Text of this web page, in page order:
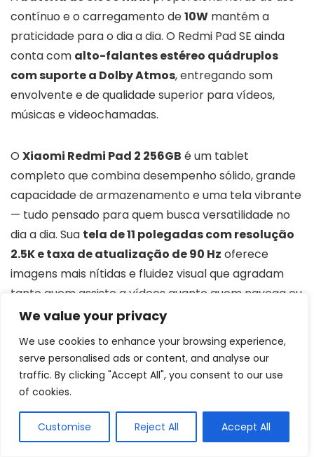
We value your privacy
We use cookies to enhance your browsing experience,
serve personalised ads or content, and analyse our
traffic. By clicking "Accept All", you consent to our use
of cookies.
Customise Reject All Accept All
contínuo e o carregamento de10W mantém a
praticidade para o dia a dia. O Redmi Pad SE ainda
conta com alto-falantes estéreo quádruplos
com suporte a Dolby Atmos, entregando som
envolvente e de qualidade superior para vídeos,
músicas e videochamadas.
O Xiaomi Redmi Pad 2 256GB é um tablet
completo que combina desempenho sólido, grande
capacidade de armazenamento e uma tela vibrante
— tudo pensado para quem busca versatilidade no
dia a dia. Sua tela de 11 polegadas com resolução
2.5K e taxa de atualização de 90 Hz oferece
imagens mais nítidas e fluidez visual que agradam
tanto quem assiste a vídeos quanto quem navega ou
trabalha com documentos.
Sob o capô, o tablet conta com um processador
MediaTek Helio G100 Ultra octa-core e8 GB de
RAM, garantindo respostas rápidas em tarefas
multitarefa, streaming e apps do cotidiano. Os256
GB de armazenamento interno
permitem guardar